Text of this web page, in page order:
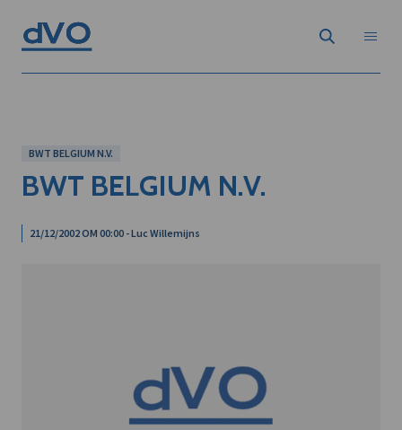
BWT BELGIUM N.V.
BWT BELGIUM N.V.
21/12/2002 OM 00:00 - Luc Willemijns